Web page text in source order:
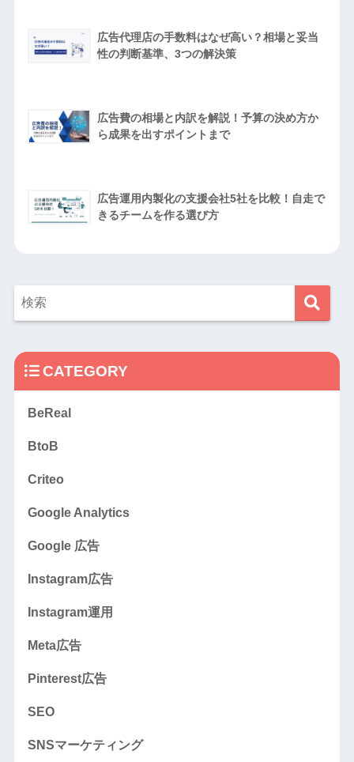
広告代理店の手数料はなぜ高い？相場と妥当
性の判断基準、3つの解決策
広告費の相場と内訳を解説！予算の決め方か
ら成果を出すポイントまで
広告運用内製化の支援会社5社を比較！自走で
きるチームを作る選び方
CATEGORY
BeReal
BtoB
Criteo
Google Analytics
Google 広告
Instagram広告
Instagram運用
Meta広告
Pinterest広告
SEO
SNSマーケティング